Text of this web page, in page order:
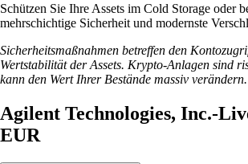
Schützen Sie Ihre Assets im Cold Storage oder
mehrschichtige Sicherheit und modernste
Sicherheitsmaßnahmen betreffen den
Wertstabilität der Assets. Krypto-Anlagen sind
kann den Wert Ihrer Bestände massiv verändern.
Agilent Technologies, Inc.-
EUR